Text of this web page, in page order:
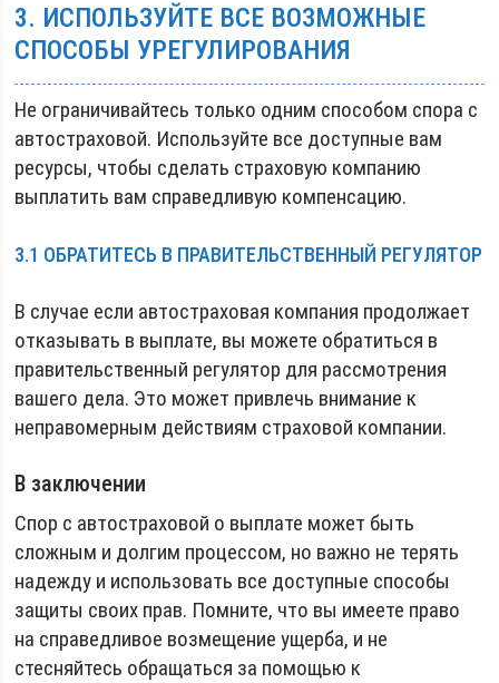
3. ИСПОЛЬЗУЙТЕ ВСЕ ВОЗМОЖНЫЕ
СПОСОБЫ УРЕГУЛИРОВАНИЯ
Не ограничивайтесь только одним способом спора с
автостраховой. Используйте все доступные вам
ресурсы, чтобы сделать страховую компанию
выплатить вам справедливую компенсацию.
3.1 ОБРАТИТЕСЬ В ПРАВИТЕЛЬСТВЕННЫЙ РЕГУЛЯТОР
В случае если автостраховая компания продолжает
отказывать в выплате, вы можете обратиться в
правительственный регулятор для рассмотрения
вашего дела. Это может привлечь внимание к
неправомерным действиям страховой компании.
В заключении
Спор с автостраховой о выплате может быть
сложным и долгим процессом, но важно не терять
надежду и использовать все доступные способы
защиты своих прав. Помните, что вы имеете право
на справедливое возмещение ущерба, и не
стесняйтесь обращаться за помощью к